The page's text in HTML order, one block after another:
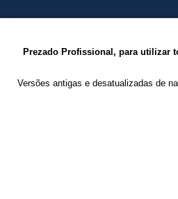
Prezado Profissional, para utilizar
Versões antigas e desatualizadas de